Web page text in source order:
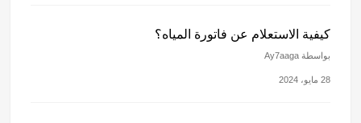
كيفية الاستعلام عن فاتورة المياه؟
بواسطة Ay7aaga
28 مايو، 2024